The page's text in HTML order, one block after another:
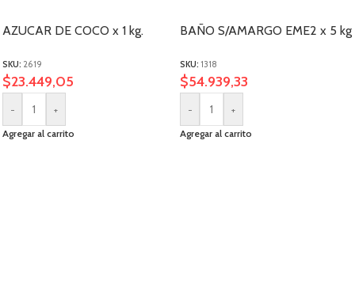
AZUCAR DE COCO x 1 kg.
SKU: 2619
$23.449,05
- +
Agregar al carrito
BAÑO S/AMARGO EME2 x 5 kg
SKU: 1318
$54.939,33
- +
Agregar al carrito